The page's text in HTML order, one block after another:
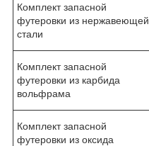
Комплект запасной
футеровки из нержавеющей
стали
Комплект запасной
футеровки из карбида
вольфрама
Комплект запасной
футеровки из оксида